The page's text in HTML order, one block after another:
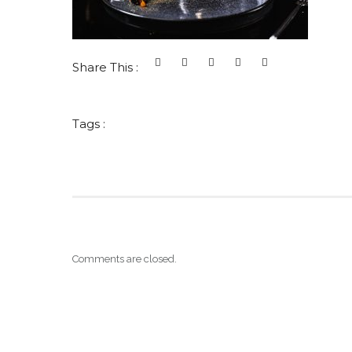
Share This :
Tags :
Comments are closed.